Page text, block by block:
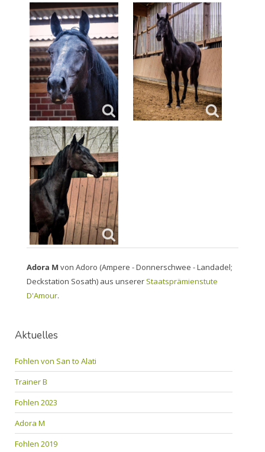
Adora M von Adoro (Ampere - Donnerschwee - Landadel;
Deckstation Sosath) aus unserer Staatsprämienstute
D'Amour.
Aktuelles
Fohlen von San to Alati
Trainer B
Fohlen 2023
Adora M
Fohlen 2019